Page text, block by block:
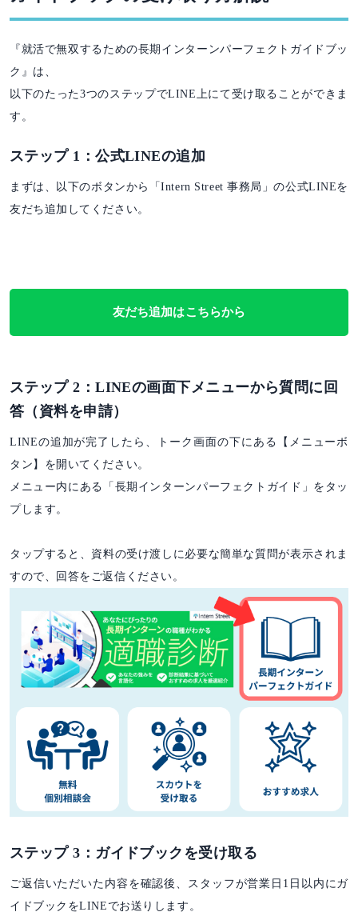
『就活で無双するための長期インターンパーフェクトガイドブッ
ク』は、
以下のたった3つのステップでLINE上にて受け取ることができま
す。
ステップ 1：公式LINEの追加
まずは、以下のボタンから「Intern Street 事務局」の公式LINEを
友だち追加してください。
友だち追加はこちらから
ステップ 2：LINEの画面下メニューから質問に回
答（資料を申請）
LINEの追加が完了したら、トーク画面の下にある【メニューボ
タン】を開いてください。
メニュー内にある「長期インターンパーフェクトガイド」をタッ
プします。
タップすると、資料の受け渡しに必要な簡単な質問が表示されま
すので、回答をご返信ください。
ステップ 3：ガイドブックを受け取る
ご返信いただいた内容を確認後、スタッフが営業日1日以内にガ
イドブックをLINEでお送りします。